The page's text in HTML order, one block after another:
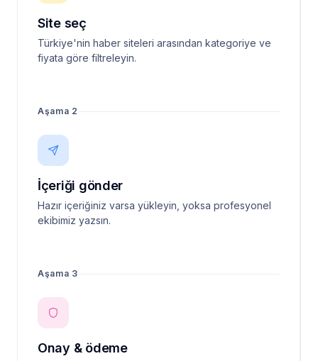
Site seç
Türkiye'nin haber siteleri arasından kategoriye ve
fiyata göre filtreleyin.
Aşama 2
İçeriği gönder
Hazır içeriğiniz varsa yükleyin, yoksa profesyonel
ekibimiz yazsın.
Aşama 3
Onay & ödeme